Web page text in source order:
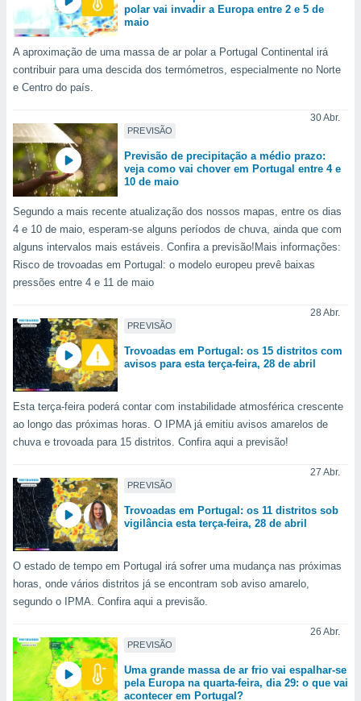
se
tal,
ou opor-
qualquer
o
de
para
utilizar
criar
medir
da
medir o
dos
os
de dados
fontes,
e melhorar
dados
polar vai invadir a Europa entre 2 e 5 de
maio
A aproximação de uma massa de ar polar a Portugal Continental irá
contribuir para uma descida dos termómetros, especialmente no Norte
e Centro do país.
PREVISÃO
30 Abr.
Previsão de precipitação a médio prazo:
veja como vai chover em Portugal entre 4 e
10 de maio
Segundo a mais recente atualização dos nossos mapas, entre os dias
4 e 10 de maio, esperam-se alguns períodos de chuva, ainda que com
alguns intervalos mais estáveis. Confira a previsão!Mais informações:
Risco de trovoadas em Portugal: o modelo europeu prevê baixas
pressões entre 4 e 11 de maio
PREVISÃO
28 Abr.
Trovoadas em Portugal: os 15 distritos com
avisos para esta terça-feira, 28 de abril
Esta terça-feira poderá contar com instabilidade atmosférica crescente
ao longo das próximas horas. O IPMA já emitiu avisos amarelos de
chuva e trovoada para 15 distritos. Confira aqui a previsão!
PREVISÃO
27 Abr.
Trovoadas em Portugal: os 11 distritos sob
vigilância esta terça-feira, 28 de abril
O estado de tempo em Portugal irá sofrer uma mudança nas próximas
horas, onde vários distritos já se encontram sob aviso amarelo,
segundo o IPMA. Confira aqui a previsão.
PREVISÃO
26 Abr.
Uma grande massa de ar frio vai espalhar-se
pela Europa na quarta-feira, dia 29: o que vai
acontecer em Portugal?